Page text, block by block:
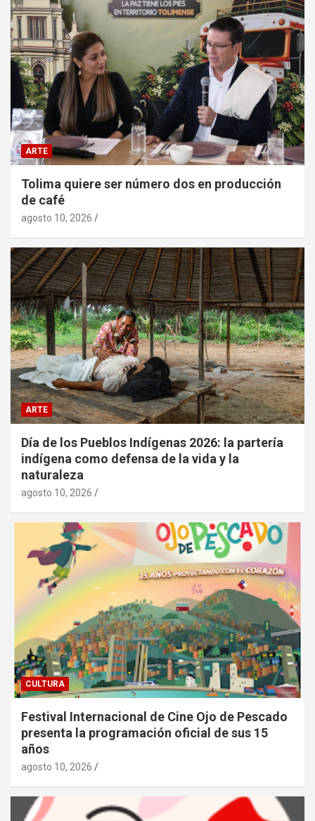
ARTE
Tolima quiere ser número dos en producción
de café
agosto 10, 2026
ARTE
Día de los Pueblos Indígenas 2026: la partería
indígena como defensa de la vida y la
naturaleza
agosto 10, 2026
CULTURA
Festival Internacional de Cine Ojo de Pescado
presenta la programación oficial de sus 15
años
agosto 10, 2026